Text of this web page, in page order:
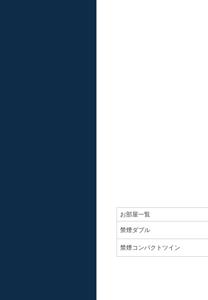
お部屋一覧
禁煙ダブル
禁煙コンパクトツイン